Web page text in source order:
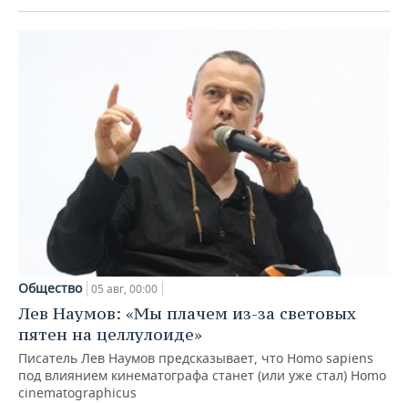
Общество 05 авг, 00:00
Лев Наумов: «Мы плачем из-за световых
пятен на целлулоиде»
Писатель Лев Наумов предсказывает, что Homo sapiens
под влиянием кинематографа станет (или уже стал) Homo
cinematographicus